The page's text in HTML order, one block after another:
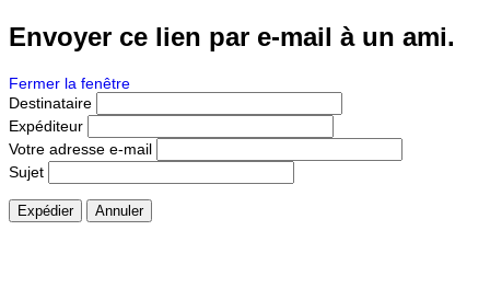
Envoyer ce lien par e-mail à un ami.
Fermer la fenêtre
Destinataire
Expéditeur
Votre adresse e-mail
Sujet
Expédier Annuler